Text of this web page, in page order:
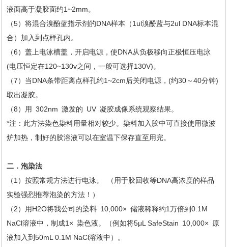
液面高于凝胶面约1~2mm。
（5）将混合溴酚蓝指示剂的DNA样本（1ul溴酚蓝与2ul DNA标本混
合）加入到点样孔内。
（6）盖上电泳槽盖，开启电源，使DNA从负极移向正极恒压电泳
(电压恒定在120~130v之间，一般可选择130V)。
（7）当DNA条带距离点样孔约1~2cm后关闭电源，(约30～40分钟)
取出凝胶。
（8）用 302nm 激发的 UV 凝胶成像系统观察结果。
*注：此方法染色染料用量相对较少。染料加入胶中可直接使用微波
炉加热，制好的胶溶液可以在室温下保存直至用完。
二．泡染法
（1）按照常规方法进行电泳。 （用于胶回收等DNA高浓度的样品
实验强烈推荐泡染的方法！）
（2）用H2O将我公司的染料 10,000× 储液稀释约1万倍到0.1M
NaCl溶液中，制成1× 染色液。（例如将5μL SafeStain 10,000× 原
液加入到50mL 0.1M NaCl溶液中）。